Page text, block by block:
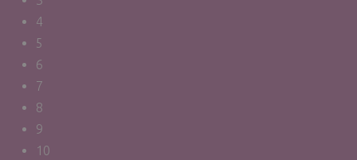
4
5
6
7
8
9
10